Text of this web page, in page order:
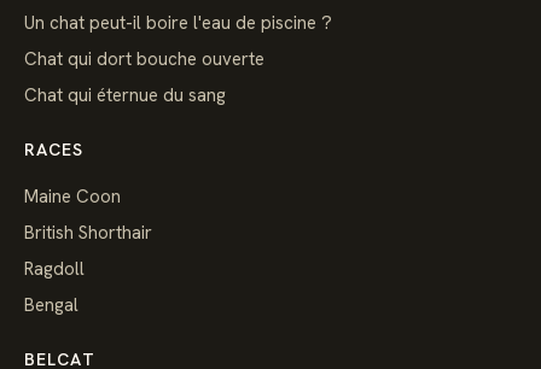
Un chat peut-il boire l'eau de piscine ?
Chat qui dort bouche ouverte
Chat qui éternue du sang
RACES
Maine Coon
British Shorthair
Ragdoll
Bengal
BELCAT